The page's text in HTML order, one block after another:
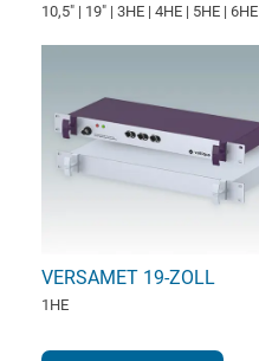
10,5" | 19" | 3HE | 4HE | 5HE | 6HE
VERSAMET 19-ZOLL
1HE